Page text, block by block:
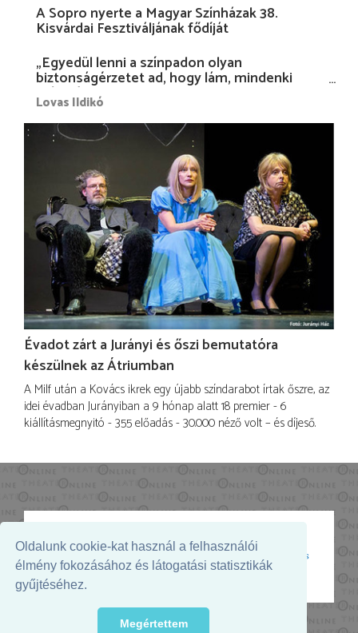
Oldalunk cookie-kat használ a felhasználói
élmény fokozásához és látogatási statisztikák
gyűjtéséhez.
Megértettem
A Sopro nyerte a Magyar Színházak 38.
Kisvárdai Fesztiváljának fődíját
„Egyedül lenni a színpadon olyan
biztonságérzetet ad, hogy lám, mindenki
más nélkül is megvagyok magammal…”
Lovas Ildikó
Évadot zárt a Jurányi és őszi bemutatóra
készülnek az Átriumban
A Milf után a Kovács ikrek egy újabb színdarabot írtak őszre, az
idei évadban Jurányiban a 9 hónap alatt 18 premier - 6
kiállításmegnyitó - 355 előadás - 30.000 néző volt – és díjeső.
Az oldal megjelenését támogatja: